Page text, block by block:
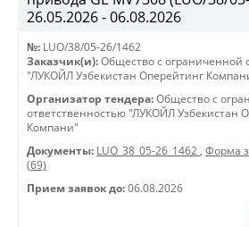
26.05.2026 - 06.08.2026
№: LUO/38/05-26/1462
Заказчик(и): Общество с ограниченной
"ЛУКОЙЛ Узбекистан Оперейтинг
Организатор тендера: Общество с
ответственностью "ЛУКОЙЛ Узбекистан
Компани"
Документы: LUO_38_05-26_1462 , Форма
(69)
Прием заявок до: 06.08.2026